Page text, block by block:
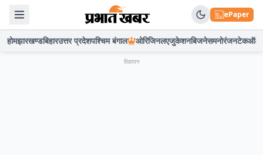
ePaper
होमझारखण्डबिहारउत्तर प्रदेशपश्चिम बंगाल ओरिजिनलएजुकेशनबिजनेसमनोरंजनटेकऑटो
विज्ञापन